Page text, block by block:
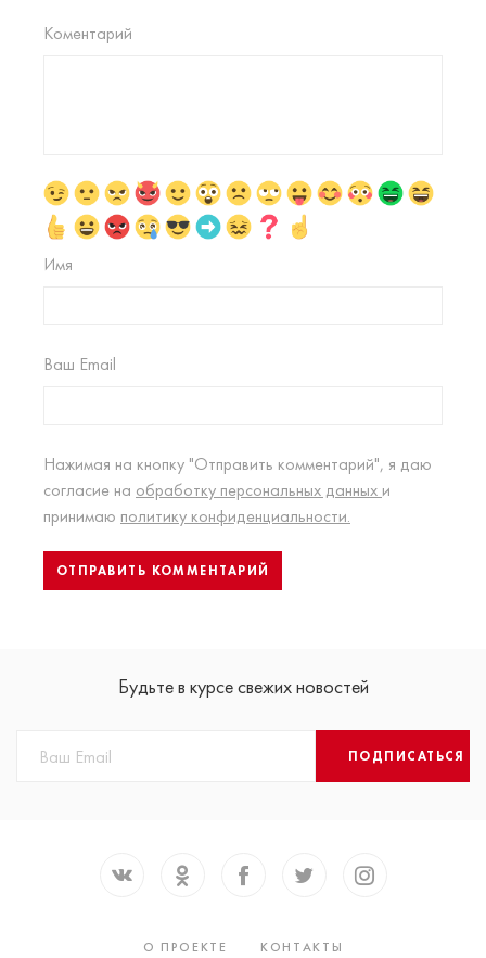
Коментарий
Имя
Ваш Email
Нажимая на кнопку "Отправить комментарий", я даю
согласие на обработку персональных данных и
принимаю политику конфиденциальности.
Будьте в курсе свежих новостей
ПОДПИСАТЬСЯ
О ПРОЕКТЕ
КОНТАКТЫ